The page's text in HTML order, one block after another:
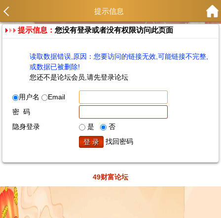
提示信息
提示信息：您没有登录或者没有权限访问此页面
读取数据错误,原因：您要访问的链接无效,可能链接不完整,
或数据已被删除!
您还不是论坛会员,请先登录论坛
用户名
Email
密 码
隐身登录
是
否
找回密码
49财富论坛